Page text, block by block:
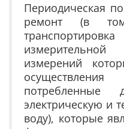
Периодическая
ремонт (в
измерительной
измерений
электрическую и
воду), которые